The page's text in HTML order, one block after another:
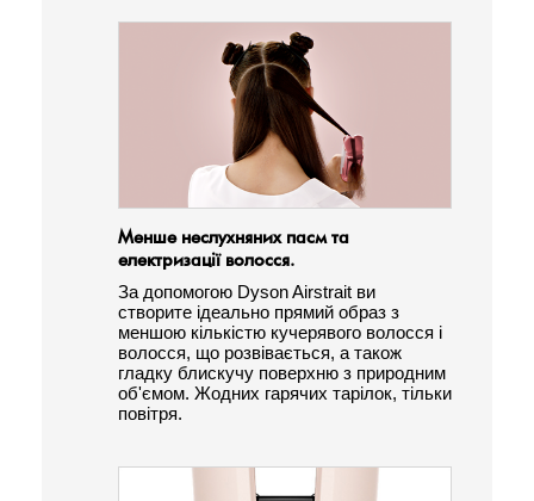
Менше неслухняних пасм та
електризації волосся.
За допомогою Dyson Airstrait ви
створите ідеально прямий образ з
меншою кількістю кучерявого волосся і
волосся, що розвівається, а також
гладку блискучу поверхню з природним
об'ємом. Жодних гарячих тарілок, тільки
повітря.